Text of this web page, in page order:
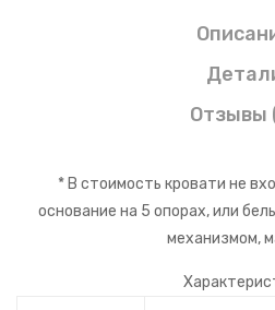
Отзывы
* В стоимость кровати не
основание на 5 опорах, или
механизмом,